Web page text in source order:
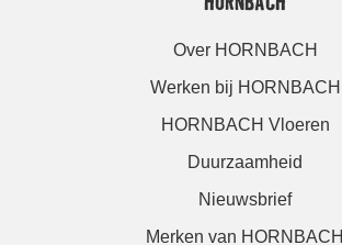
Over HORNBACH
Werken bij HORNBACH
HORNBACH Vloeren
Duurzaamheid
Nieuwsbrief
Merken van HORNBACH